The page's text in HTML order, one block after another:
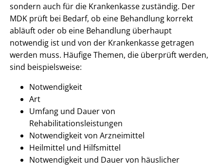
sondern auch für die Krankenkasse zuständig. Der
MDK prüft bei Bedarf, ob eine Behandlung korrekt
abläuft oder ob eine Behandlung überhaupt
notwendig ist und von der Krankenkasse getragen
werden muss. Häufige Themen, die überprüft werden,
sind beispielsweise:
Notwendigkeit
Art
Umfang und Dauer von
Rehabilitationsleistungen
Notwendigkeit von Arzneimittel
Heilmittel und Hilfsmittel
Notwendigkeit und Dauer von häuslicher